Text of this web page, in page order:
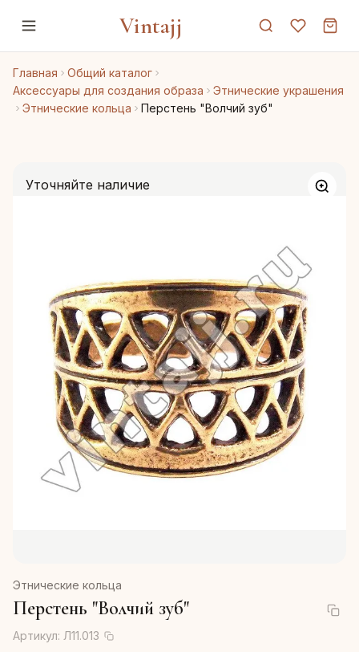
Vintajj
Главная
Общий каталог
Аксессуары для создания образа
Этнические украшения
Этнические кольца
Перстень "Волчий зуб"
Уточняйте наличие
Этнические кольца
Перстень "Волчий зуб"
Артикул: Л11.013